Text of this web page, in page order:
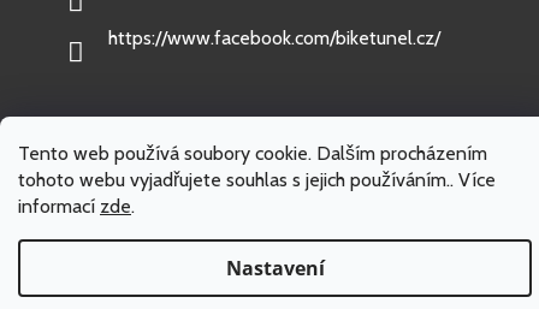
Tento web používá soubory cookie. Dalším procházením
tohoto webu vyjadřujete souhlas s jejich používáním.. Více
informací zde.
Nastavení
https://www.facebook.com/biketunel.cz/
Vytvořil Shoptet
Copyright 2026BikeTunel.cz. Všechna práva vyhrazena.